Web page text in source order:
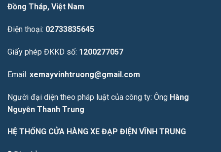
Đồng Tháp, Việt Nam
Điện thoại: 02733835645
Giấy phép ĐKKD số: 1200277057
Email: xemayvinhtruong@gmail.com
Người đại diện theo pháp luật của công ty: Ông Hàng
Nguyễn Thanh Trung
HỆ THỐNG CỬA HÀNG XE ĐẠP ĐIỆN VĨNH TRUNG